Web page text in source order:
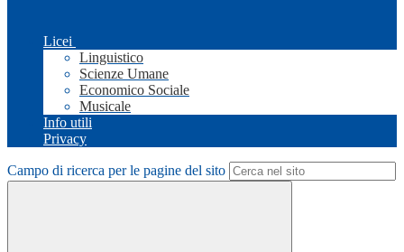
Licei
Linguistico
Scienze Umane
Economico Sociale
Musicale
Info utili
Privacy
Campo di ricerca per le pagine del sito